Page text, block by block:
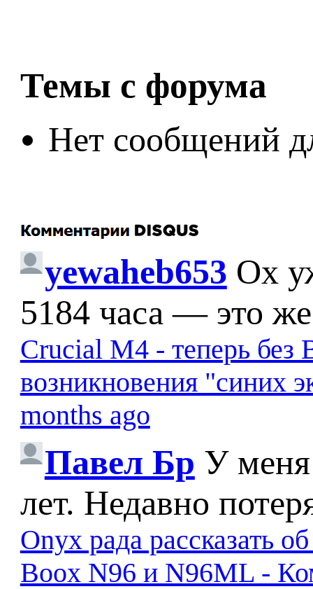
Темы с форума
Нет сообщений
yewaheb653 Ох
5184 часа — это
Crucial M4 - теперь без
возникновения "синих
months ago
Павел Бр У меня
лет. Недавно
Onyx рада рассказать
Boox N96 и N96ML -